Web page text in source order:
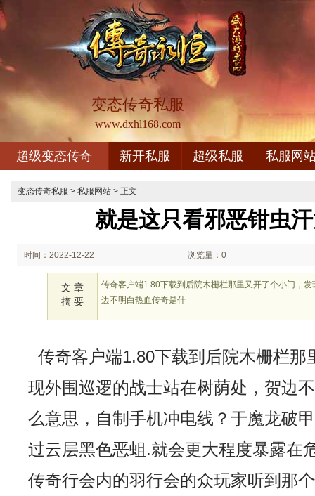
变态传奇私服
www.dxhl168.com
超级变态传奇 新开私服 超级私服 私服网
变态传奇私服 > 私服网站 > 正文
就是这只看邪恶钳虫
时间：2022-12-22 浏览量：0
文 章
摘 要
传奇客户端1.80下载到后院木栅栏那里又开了个小门，
边不明白热血传奇是什
传奇客户端1.80下载到后院木栅栏那
现外围巡逻的战士站在树荫处，贺边
么意思，自制手机冲电线？于魔龙破
过云层黑色恶蛆.就会更大程度暴露在
传奇行会内的羽行会的众玩家听到那